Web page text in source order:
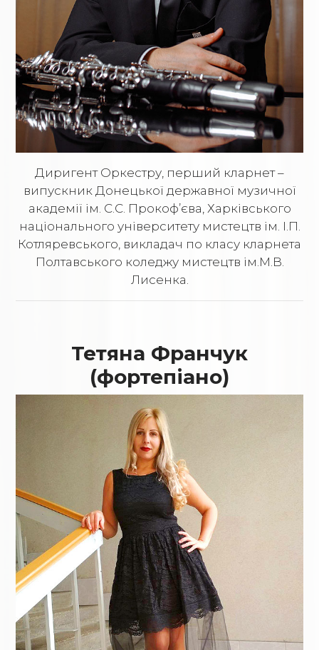
Диригент Оркестру, перший кларнет –
випускник Донецької державної музичної
академії ім. С.С. Прокоф’єва, Харківського
національного університету мистецтв ім. І.П.
Котляревського, викладач по класу кларнета
Полтавського коледжу мистецтв ім.М.В.
Лисенка.
Тетяна Франчук
(фортепіано)